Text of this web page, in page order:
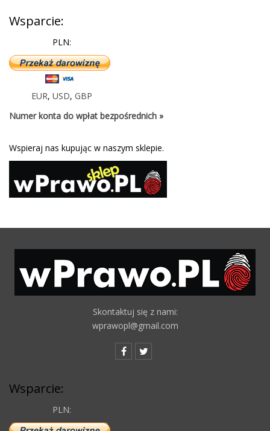
Wsparcie:
PLN:
EUR, USD, GBP
Numer konta do wpłat bezpośrednich »
Wspieraj nas kupując w naszym sklepie.
Skontaktuj się z nami:
wprawopl@gmail.com
Wsparcie:
PLN: